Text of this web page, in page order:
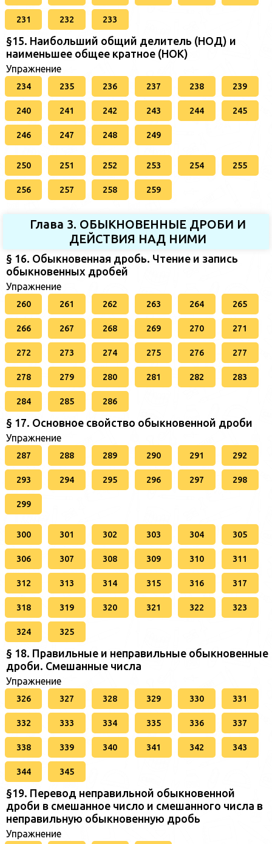
231 232 233
§15. Наибольший общий делитель (НОД) и
наименьшее общее кратное (НОК)
Упражнение
234 235 236 237 238 239
240 241 242 243 244 245
246 247 248 249
250 251 252 253 254 255
256 257 258 259
Глава 3. ОБЫКНОВЕННЫЕ ДРОБИ И
ДЕЙСТВИЯ НАД НИМИ
§ 16. Обыкновенная дробь. Чтение и запись
обыкновенных дробей
Упражнение
260 261 262 263 264 265
266 267 268 269 270 271
272 273 274 275 276 277
278 279 280 281 282 283
284 285 286
§ 17. Основное свойство обыкновенной дроби
Упражнение
287 288 289 290 291 292
293 294 295 296 297 298
299
300 301 302 303 304 305
306 307 308 309 310 311
312 313 314 315 316 317
318 319 320 321 322 323
324 325
§ 18. Правильные и неправильные обыкновенные
дроби. Смешанные числа
Упражнение
326 327 328 329 330 331
332 333 334 335 336 337
338 339 340 341 342 343
344 345
§19. Перевод неправильной обыкновенной
дроби в смешанное число и смешанного числа в
неправильную обыкновенную дробь
Упражнение